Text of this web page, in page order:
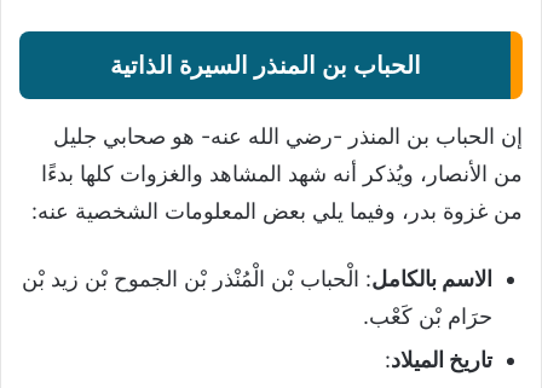
الحباب بن المنذر السيرة الذاتية
إن الحباب بن المنذر -رضي الله عنه- هو صحابي جليل
من الأنصار، ويُذكر أنه شهد المشاهد والغزوات كلها بدءًا
من غزوة بدر، وفيما يلي بعض المعلومات الشخصية عنه:
الاسم بالكامل: الْحباب بْن الْمُنْذر بْن الجموح بْن زيد بْن
حرَام بْن كَعْب.
تاريخ الميلاد: